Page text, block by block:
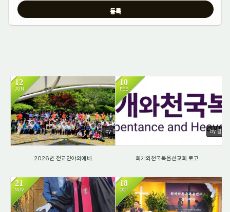
12
JUN
by 갈렙
87
2026년 전교인야외예배
10
FEB
by 갈렙
314
회개와천국복음선교회 로고
21
NOV
9999
18
OCT
7570